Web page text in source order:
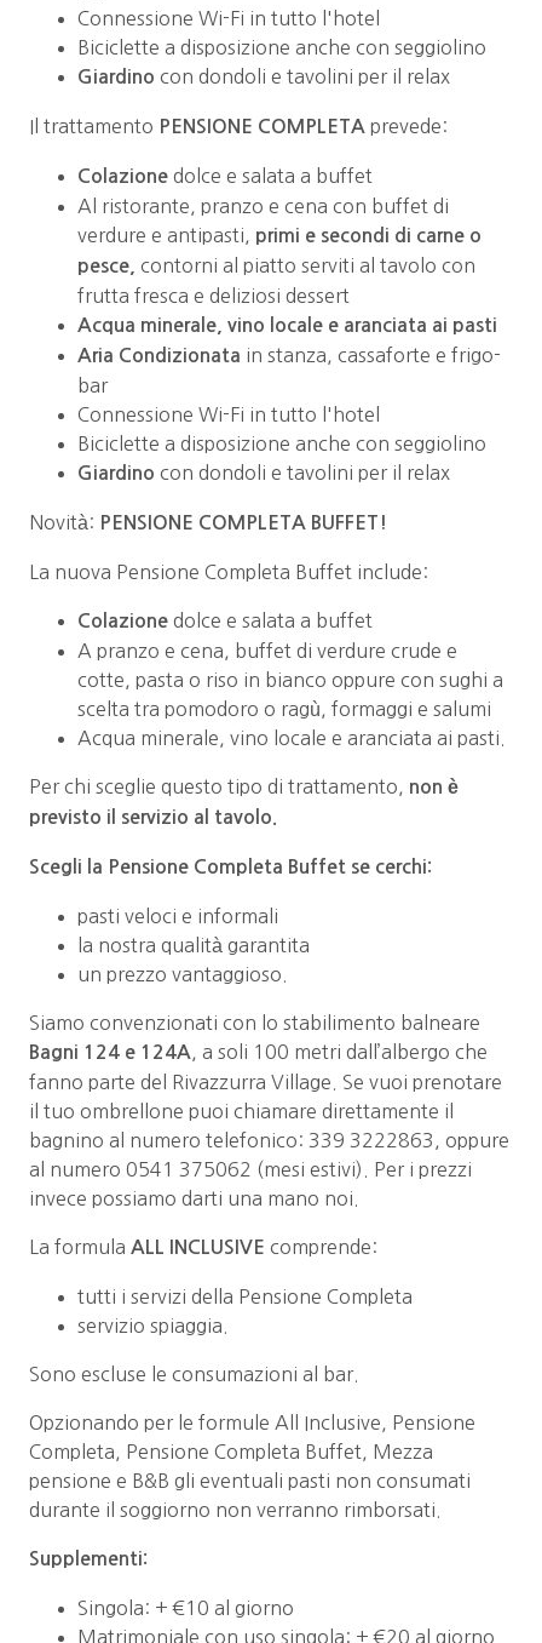
Connessione Wi-Fi in tutto l'hotel
Biciclette a disposizione anche con seggiolino
Giardino con dondoli e tavolini per il relax
Il trattamento PENSIONE COMPLETA prevede:
Colazione dolce e salata a buffet
Al ristorante, pranzo e cena con buffet di
verdure e antipasti, primi e secondi di carne o
pesce, contorni al piatto serviti al tavolo con
frutta fresca e deliziosi dessert
Acqua minerale, vino locale e aranciata ai pasti
Aria Condizionata in stanza, cassaforte e frigo-
bar
Connessione Wi-Fi in tutto l'hotel
Biciclette a disposizione anche con seggiolino
Giardino con dondoli e tavolini per il relax
Novità: PENSIONE COMPLETA BUFFET!
La nuova Pensione Completa Buffet include:
Colazione dolce e salata a buffet
A pranzo e cena, buffet di verdure crude e
cotte, pasta o riso in bianco oppure con sughi a
scelta tra pomodoro o ragù, formaggi e salumi
Acqua minerale, vino locale e aranciata ai pasti.
Per chi sceglie questo tipo di trattamento, non è
previsto il servizio al tavolo.
Scegli la Pensione Completa Buffet se cerchi:
pasti veloci e informali
la nostra qualità garantita
un prezzo vantaggioso.
Siamo convenzionati con lo stabilimento balneare
Bagni 124 e 124A , a soli 100 metri dall’albergo che
fanno parte del Rivazzurra Village. Se vuoi prenotare
il tuo ombrellone puoi chiamare direttamente il
bagnino al numero telefonico: 339 3222863, oppure
al numero 0541 375062 (mesi estivi). Per i prezzi
invece possiamo darti una mano noi.
La formula ALL INCLUSIVE comprende:
tutti i servizi della Pensione Completa
servizio spiaggia.
Sono escluse le consumazioni al bar.
Opzionando per le formule All Inclusive, Pensione
Completa, Pensione Completa Buffet, Mezza
pensione e B&B gli eventuali pasti non consumati
durante il soggiorno non verranno rimborsati.
Supplementi:
Singola: + €10 al giorno
Matrimoniale con uso singola: + €20 al giorno